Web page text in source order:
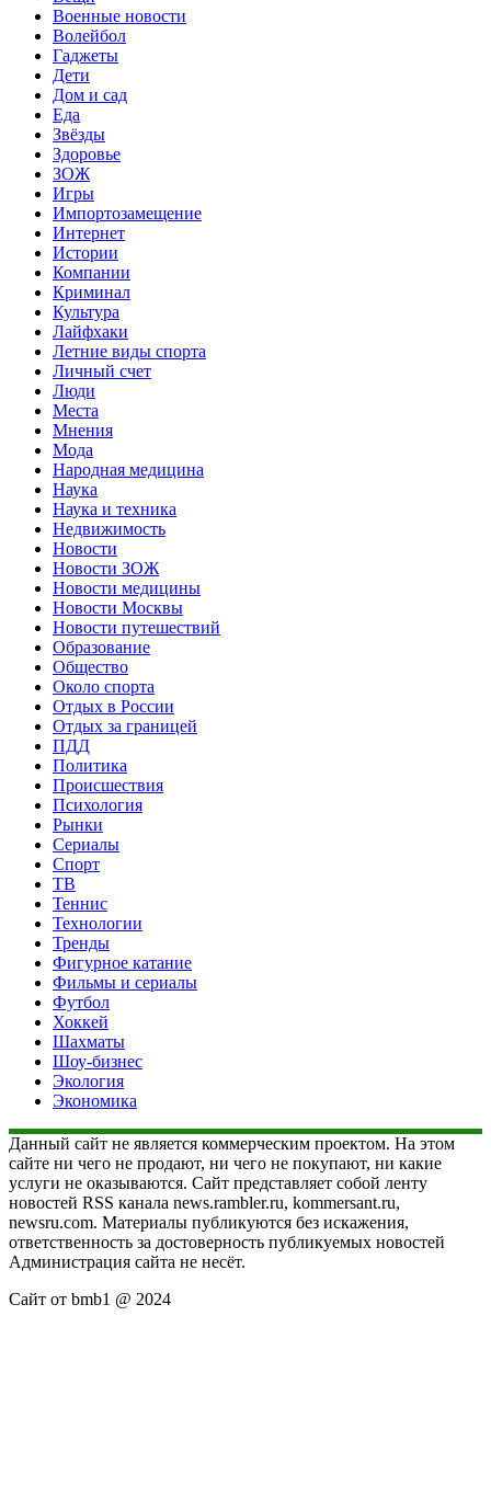
Военные новости
Волейбол
Гаджеты
Дети
Дом и сад
Еда
Звёзды
Здоровье
ЗОЖ
Игры
Импортозамещение
Интернет
Истории
Компании
Криминал
Культура
Лайфхаки
Летние виды спорта
Личный счет
Люди
Места
Мнения
Мода
Народная медицина
Наука
Наука и техника
Недвижимость
Новости
Новости ЗОЖ
Новости медицины
Новости Москвы
Новости путешествий
Образование
Общество
Около спорта
Отдых в России
Отдых за границей
ПДД
Политика
Происшествия
Психология
Рынки
Сериалы
Спорт
ТВ
Теннис
Технологии
Тренды
Фигурное катание
Фильмы и сериалы
Футбол
Хоккей
Шахматы
Шоу-бизнес
Экология
Экономика
Данный сайт не является коммерческим проектом. На этом
сайте ни чего не продают, ни чего не покупают, ни какие
услуги не оказываются. Сайт представляет собой ленту
новостей RSS канала news.rambler.ru, kommersant.ru,
newsru.com. Материалы публикуются без искажения,
ответственность за достоверность публикуемых новостей
Администрация сайта не несёт.
Сайт от bmb1 @ 2024